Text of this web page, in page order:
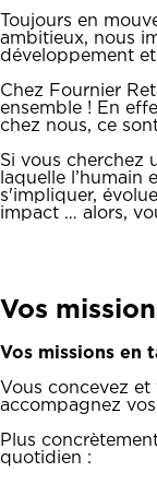
Toujours en
ambitieux, nous
développement et
Chez Fournier
ensemble ! En
chez nous, ce
Si vous cherchez
laquelle l’humain
s'impliquer,
impact … alors,
Vos
Vos missions en
Vous concevez et
accompagnez
Plus
quotidien :